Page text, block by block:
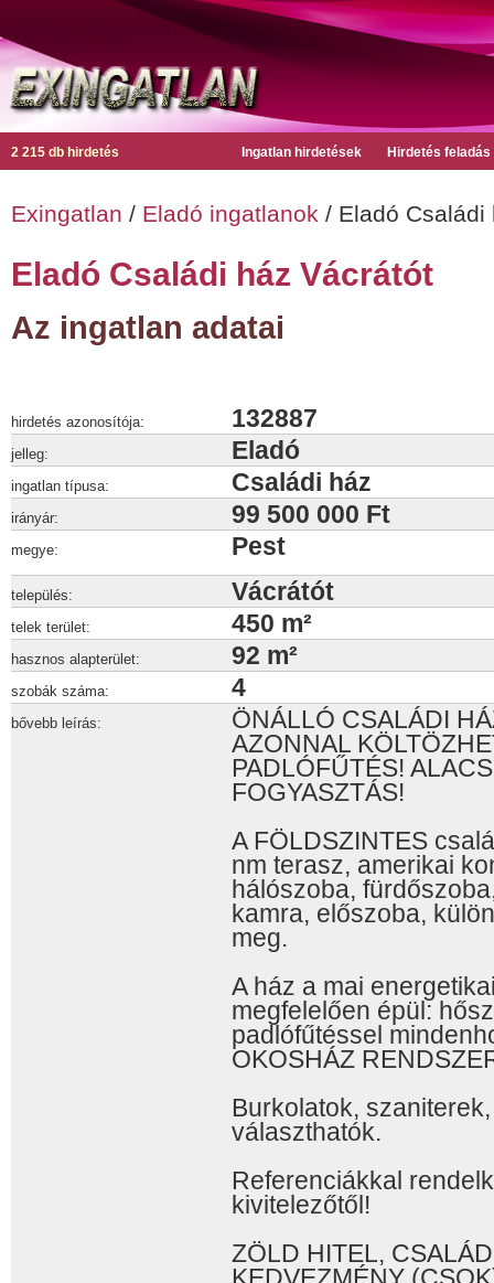
2 215 db hirdetés Ingatlan hirdetések Hirdetés feladás
Exingatlan / Eladó ingatlanok / Eladó Családi
Eladó Családi ház Vácrátót
Az ingatlan adatai
hirdetés azonosítója: 132887
jelleg: Eladó
ingatlan típusa: Családi ház
irányár: 99 500 000 Ft
megye: Pest
település: Vácrátót
telek terület: 450 m²
hasznos alapterület: 92 m²
szobák száma: 4
bővebb leírás:
ÖNÁLLÓ CSALÁDI
AZONNAL
PADLÓFŰTÉS!
FOGYASZTÁS!
A FÖLDSZINTES
nm terasz, amerikai
hálószoba,
kamra, előszoba,
meg.
A ház a mai
megfelelően épül:
padlófűtéssel
OKOSHÁZ
Burkolatok,
választhatók.
Referenciákkal
kivitelezőtől!
ZÖLD HITEL,